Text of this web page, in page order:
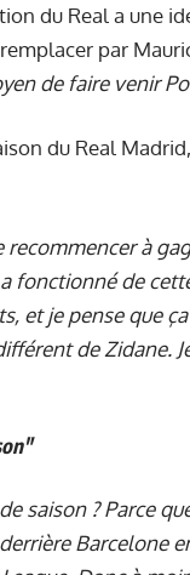
du Real a une
par
de faire venir
du Real Madrid,
recommencer à
fonctionné de
et je pense que
de Zidane.
saison ? Parce
Barcelone